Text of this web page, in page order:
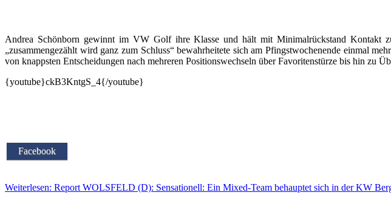
Andrea Schönborn gewinnt im VW Golf ihre Klasse und hält mit Minimalrückstand Kontakt
„zusammengezählt wird ganz zum Schluss“ bewahrheitete sich am Pfingstwochenende einmal
von knappsten Entscheidungen nach mehreren Positionswechseln über Favoritenstürze bis hin zu
{youtube}ckB3KntgS_4{/youtube}
Facebook
Weiterlesen: Report WOLSFELD (D): Sensationell: Ein Mixed-Team behauptet sich in der KW